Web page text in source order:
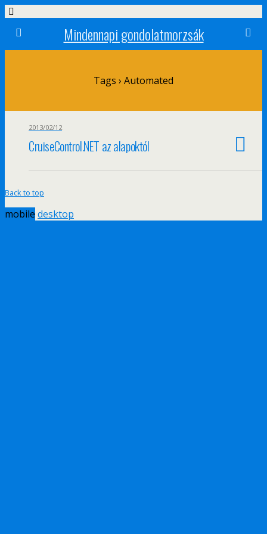
Mindennapi gondolatmorzsák
Tags › Automated
2013/02/12
CruiseControl.NET az alapoktól
Back to top
mobile desktop